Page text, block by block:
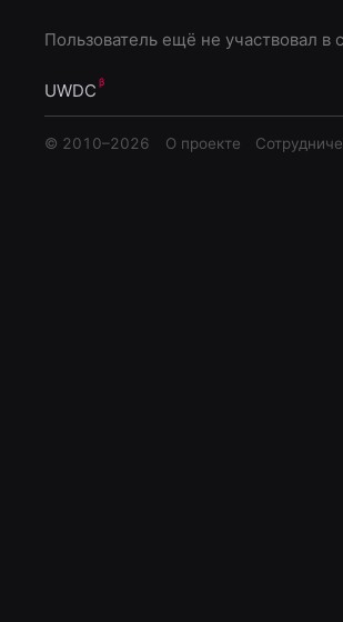
Пользователь ещё не участвовал в
UWDC
© 2010–2026 О проекте